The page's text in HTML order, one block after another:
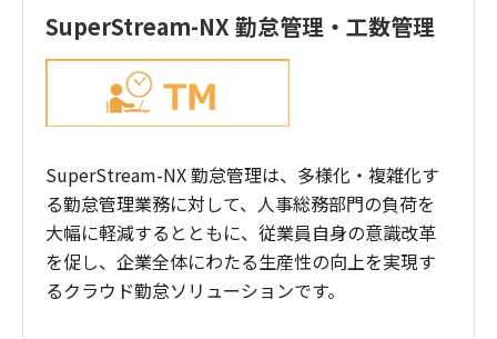
SuperStream-NX 勤怠管理・工数管理
SuperStream-NX 勤怠管理は、多様化・複雑化す
る勤怠管理業務に対して、人事総務部門の負荷を
大幅に軽減するとともに、従業員自身の意識改革
を促し、企業全体にわたる生産性の向上を実現す
るクラウド勤怠ソリューションです。